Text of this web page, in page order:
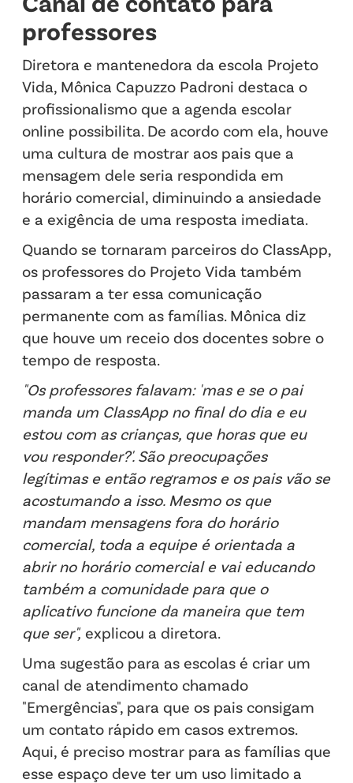
professores
Diretora e mantenedora da escola Projeto
Vida, Mônica Capuzzo Padroni destaca o
profissionalismo que a agenda escolar
online possibilita. De acordo com ela, houve
uma cultura de mostrar aos pais que a
mensagem dele seria respondida em
horário comercial, diminuindo a ansiedade
e a exigência de uma resposta imediata.
Quando se tornaram parceiros do ClassApp,
os professores do Projeto Vida também
passaram a ter essa comunicação
permanente com as famílias. Mônica diz
que houve um receio dos docentes sobre o
tempo de resposta.
"Os professores falavam: 'mas e se o pai
manda um ClassApp no final do dia e eu
estou com as crianças, que horas que eu
vou responder?'. São preocupações
legítimas e então regramos e os pais vão se
acostumando a isso. Mesmo os que
mandam mensagens fora do horário
comercial, toda a equipe é orientada a
abrir no horário comercial e vai educando
também a comunidade para que o
aplicativo funcione da maneira que tem
que ser", explicou a diretora.
Uma sugestão para as escolas é criar um
canal de atendimento chamado
"Emergências", para que os pais consigam
um contato rápido em casos extremos.
Aqui, é preciso mostrar para as famílias que
esse espaço deve ter um uso limitado a